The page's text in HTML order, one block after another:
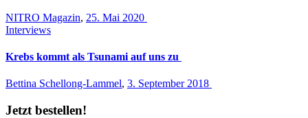
NITRO Magazin, 25. Mai 2020
Interviews
Krebs kommt als Tsunami auf uns zu
Bettina Schellong-Lammel, 3. September 2018
Jetzt bestellen!